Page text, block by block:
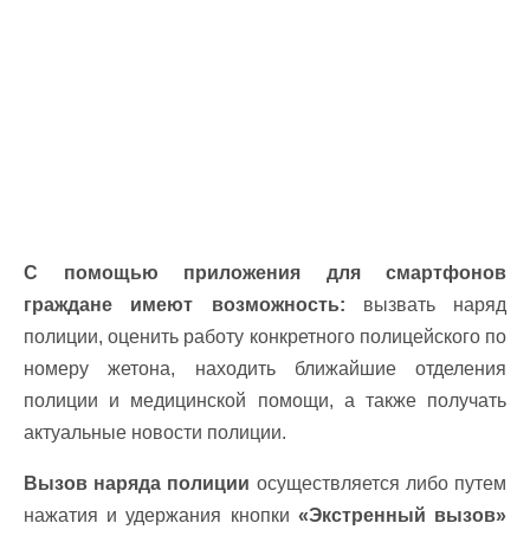
С помощью приложения для смартфонов
граждане имеют возможность: вызвать наряд
полиции, оценить работу конкретного полицейского по
номеру жетона, находить ближайшие отделения
полиции и медицинской помощи, а также получать
актуальные новости полиции.
Вызов наряда полиции осуществляется либо путем
нажатия и удержания кнопки «Экстренный вызов»